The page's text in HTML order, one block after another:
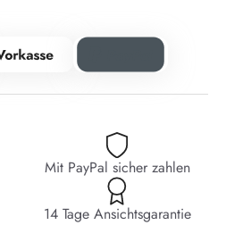
Mit PayPal sicher zahlen
14 Tage Ansichtsgarantie